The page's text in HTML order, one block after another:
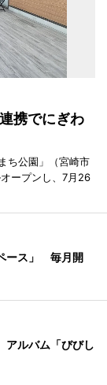
携でにぎわ
ち公園」（宮崎市
ープンし、7月26
ース」 毎月開
アルバム「びびし